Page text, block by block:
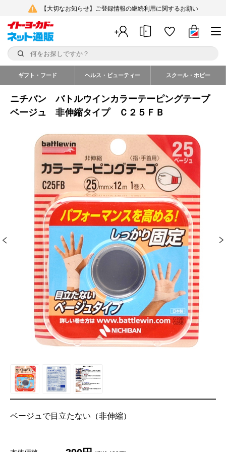
【大切なお知らせ】ご登録情報の継続利用に関するお願い
ギフト・フード ヘルス・ビューティー スクール・ホビー
ニチバン バトルウインカラーテーピングテープ
ベージュ 非伸縮タイプ Ｃ２５ＦＢ
ベージュで目立たない（非伸縮）